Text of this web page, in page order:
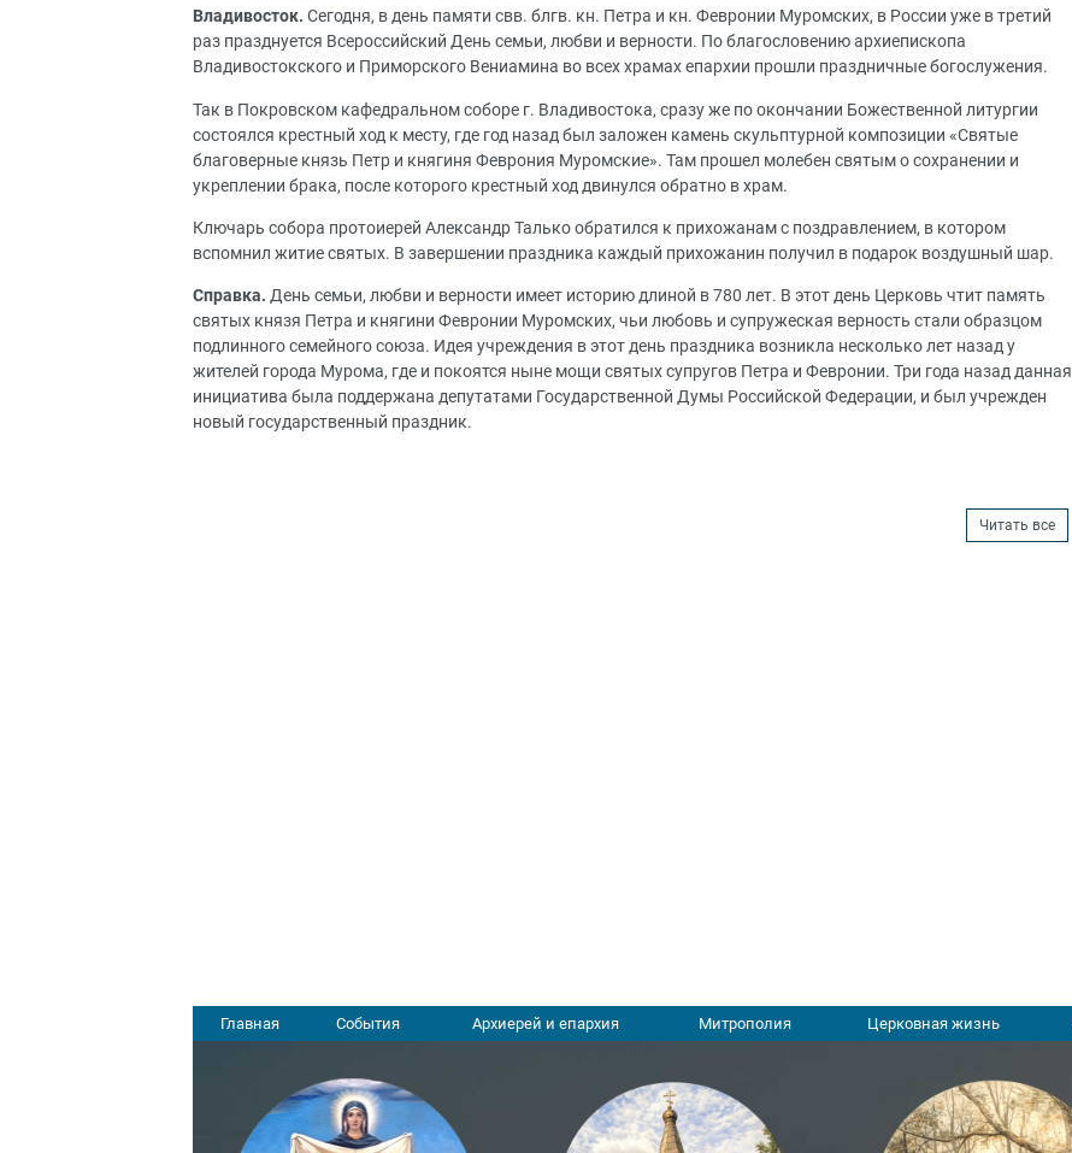
Владивосток. Сегодня, в день памяти свв. блгв. кн. Петра и кн. Февронии Муромских, в России уже в третий
раз празднуется Всероссийский День семьи, любви и верности. По благословению архиепископа
Владивостокского и Приморского Вениамина во всех храмах епархии прошли праздничные богослужения.
Так в Покровском кафедральном соборе г. Владивостока, сразу же по окончании Божественной литургии
состоялся крестный ход к месту, где год назад был заложен камень скульптурной композиции «Святые
благоверные князь Петр и княгиня Феврония Муромские». Там прошел молебен святым о сохранении и
укреплении брака, после которого крестный ход двинулся обратно в храм.
Ключарь собора протоиерей Александр Талько обратился к прихожанам с поздравлением, в котором
вспомнил житие святых. В завершении праздника каждый прихожанин получил в подарок воздушный шар.
Справка. День семьи, любви и верности имеет историю длиной в 780 лет. В этот день Церковь чтит память
святых князя Петра и княгини Февронии Муромских, чьи любовь и супружеская верность стали образцом
подлинного семейного союза. Идея учреждения в этот день праздника возникла несколько лет назад у
жителей города Мурома, где и покоятся ныне мощи святых супругов Петра и Февронии. Три года назад данная
инициатива была поддержана депутатами Государственной Думы Российской Федерации, и был учрежден
новый государственный праздник.
Читать все
Главная События Архиерей и епархия Митрополия Церковная жизнь